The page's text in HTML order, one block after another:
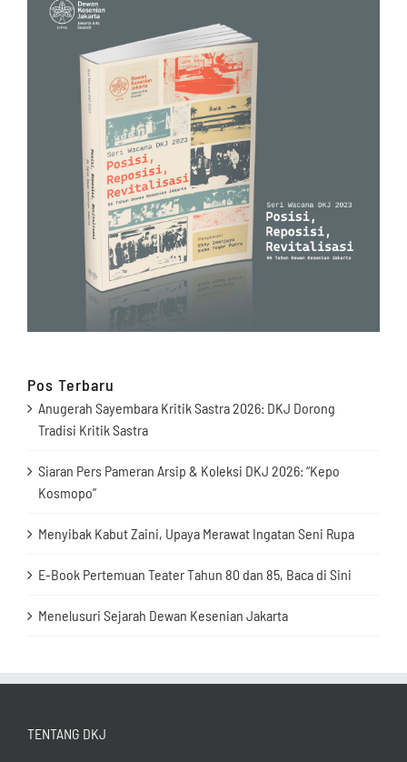
Pos Terbaru
Anugerah Sayembara Kritik Sastra 2026: DKJ Dorong
Tradisi Kritik Sastra
Siaran Pers Pameran Arsip & Koleksi DKJ 2026: “Kepo
Kosmopo”
Menyibak Kabut Zaini, Upaya Merawat Ingatan Seni Rupa
E-Book Pertemuan Teater Tahun 80 dan 85, Baca di Sini
Menelusuri Sejarah Dewan Kesenian Jakarta
TENTANG DKJ